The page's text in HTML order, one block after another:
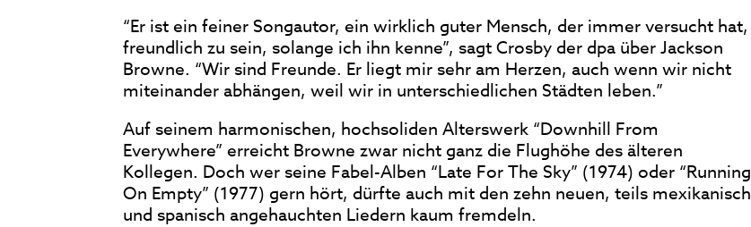
“Er ist ein feiner Songautor, ein wirklich guter Mensch, der immer versucht hat,
freundlich zu sein, solange ich ihn kenne”, sagt Crosby der dpa über Jackson
Browne. “Wir sind Freunde. Er liegt mir sehr am Herzen, auch wenn wir nicht
miteinander abhängen, weil wir in unterschiedlichen Städten leben.”
Auf seinem harmonischen, hochsoliden Alterswerk “Downhill From
Everywhere” erreicht Browne zwar nicht ganz die Flughöhe des älteren
Kollegen. Doch wer seine Fabel-Alben “Late For The Sky” (1974) oder “Running
On Empty” (1977) gern hört, dürfte auch mit den zehn neuen, teils mexikanisch
und spanisch angehauchten Liedern kaum fremdeln.